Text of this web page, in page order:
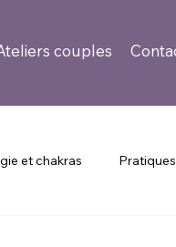
couples
et chakras